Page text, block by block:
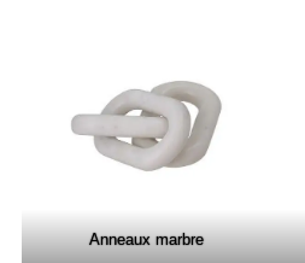
Anneaux marbre